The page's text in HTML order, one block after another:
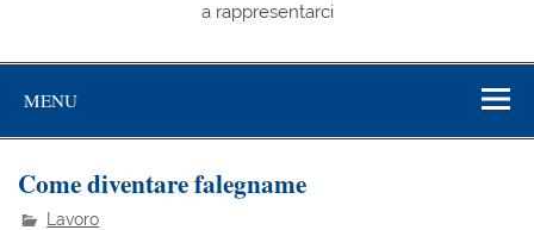
a rappresentarci
MENU
Come diventare falegname
Lavoro